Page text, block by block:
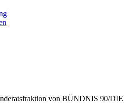
von BÜNDNIS 90/DIE